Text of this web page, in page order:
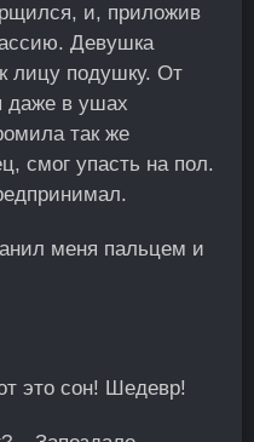
и, приложив
Девушка
лицу подушку. Οт
даже в ушах
так же
смог упасть на пол.
меня пальцем и
это сон! Шедевр!